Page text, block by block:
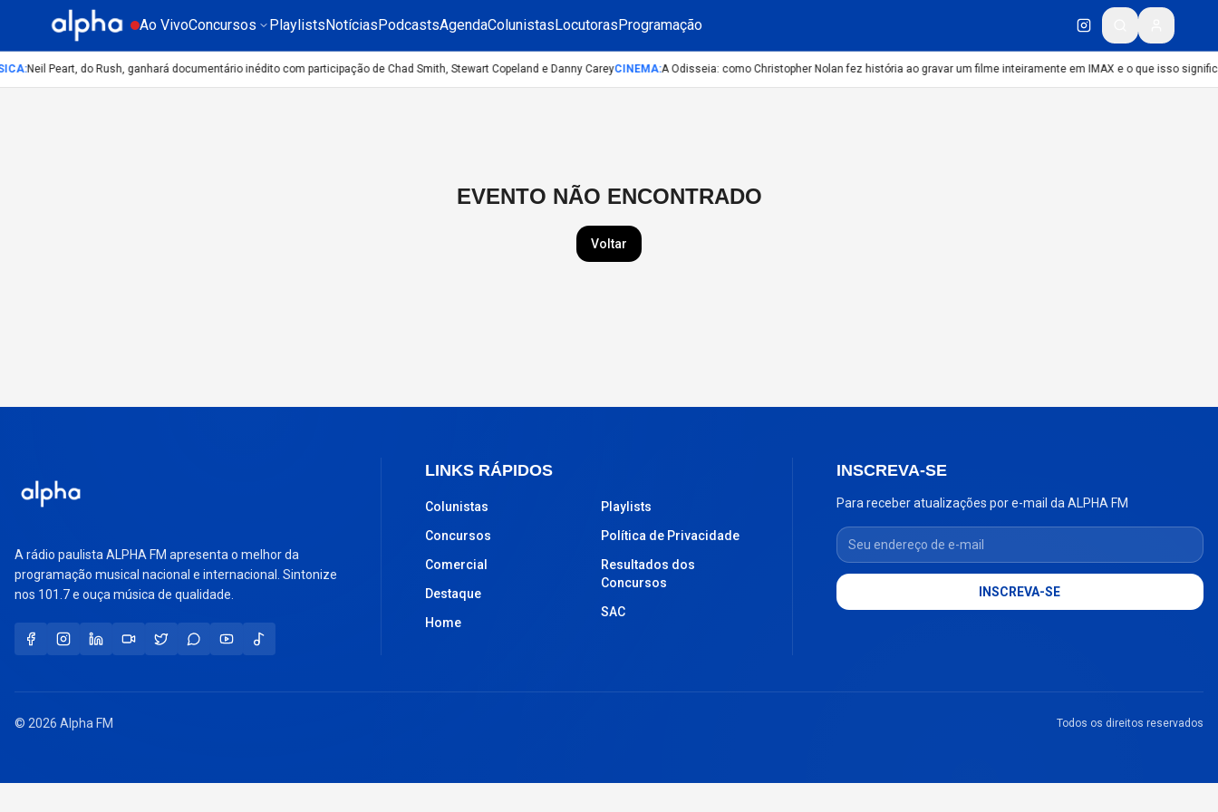
Ao VivoConcursos PlaylistsNotíciasPodcastsAgendaColunistasLocutorasProgramação
:Neil Peart, do Rush, ganhará documentário inédito com participação de Chad Smith, Stewart Copeland e Danny CareyCINEMA:A Odisseia: como Christopher Nolan fez história ao gravar um filme inteiramente em IMAX e o que isso
EVENTO NÃO ENCONTRADO
Voltar
A rádio paulista ALPHA FM apresenta o melhor da
programação musical nacional e internacional. Sintonize
nos 101.7 e ouça música de qualidade.
LINKS RÁPIDOS
Colunistas
Concursos
Comercial
Destaque
Home
Playlists
Política de Privacidade
Resultados dos
Concursos
SAC
INSCREVA-SE
Para receber atualizações por e-mail da ALPHA FM
Seu endereço de e-mail
INSCREVA-SE
© 2026 Alpha FM Todos os direitos reservados